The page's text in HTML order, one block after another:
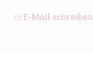
E-Mail schreiben